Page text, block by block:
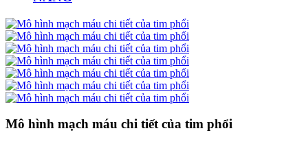
Mô hình mạch máu chi tiết của tim phổi